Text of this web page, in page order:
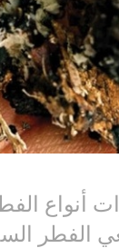
أنواع
الفطر